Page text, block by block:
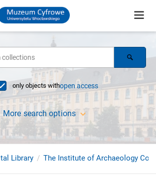
only objects withopen access
More search options
Library The Institute of Archaeology